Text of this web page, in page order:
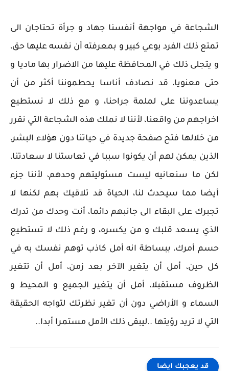
الشجاعة في مواجهة أنفسنا جهاد و جرأة تحتاجان الى
تمتع ذلك الفرد بوعي كبير و بمعرفته أن نفسه عليها حق،
و يتجلى ذلك في المحافظة عليها من الاضرار بها ماديا و
حتى معنويا، قد نصادف أناسا يحطموننا أكثر من أن
يساعدوننا على لملمة جراحنا، و مع ذلك لا نستطيع
اخراجهم من واقعنا، لأننا لا نملك هذه الشجاعة التي نقرر
من خلالها فتح صفحة جديدة في حياتنا دون هؤلاء البشر،
الذين يمكن لهم أن يكونوا سببا في تعاستنا لا سعادتنا،
لكن ما سنعانيه ليست مسئوليتهم وحدهم، لأننا جزء
أيضا مما سيحدث لنا، الحياة قد تلاقيك بهم لكنها لا
تجبرك على البقاء الى جانبهم دائما، أنت وحدك من تدرك
الذي يسعد قلبك و من يكسره، و رغم ذلك لا تستطيع
حسم أمرك، ببساطة انه أمل كاذب توهم نفسك به في
كل حين، أمل أن يتغير الآخر بعد زمن، أمل أن تتغير
الظروف مستقبلا، أمل أن يتغير الجميع و المحيط و
السماء و الأراضي دون أن تغير نظرتك لتواجه الحقيقة
التي لا تريد رؤيتها ..ليبقى ذلك الأمل مستمرا أبدا..
قد يعجبك ايضا